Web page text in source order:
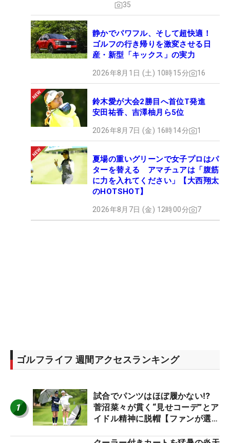
35
静かでパワフル、そして超快適！
ゴルフの行き帰りを激変させる日
産・新型「キックス」の実力
2026年8月1日 (土) 10時15分 16
鈴木愛が大会2勝目へ首位T発進
安田祐香、吉澤柚月ら5位
2026年8月7日 (金) 16時14分 1
夏場の重いグリーンで女子プロはパ
ターを替える アマチュアは「腹筋
に力を入れてください」【大西翔太
のHOTSHOT】
2026年8月7日 (金) 12時00分 7
ゴルフライフ 週間アクセスランキング
1
試合でパンツはほぼ履かない⁉
菅沼菜々が貫く“見せコーデ”とア
イドル精神に脱帽【ファンが選ぶ